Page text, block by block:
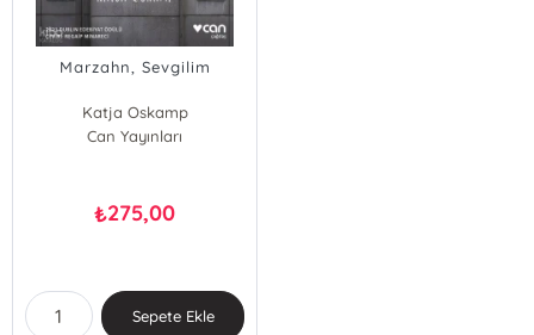
Marzahn, Sevgilim
Katja Oskamp
Can Yayınları
₺275,00
Sepete Ekle